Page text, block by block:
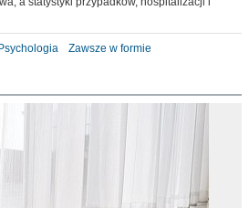
Zawsze w formie